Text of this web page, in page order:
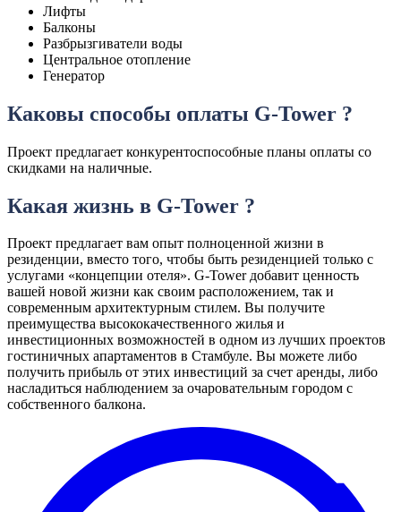
Лифты
Балконы
Разбрызгиватели воды
Центральное отопление
Генератор
Каковы способы оплаты G-Tower ?
Проект предлагает конкурентоспособные планы оплаты со
скидками на наличные.
Какая жизнь в G-Tower ?
Проект предлагает вам опыт полноценной жизни в
резиденции, вместо того, чтобы быть резиденцией только с
услугами «концепции отеля». G-Tower добавит ценность
вашей новой жизни как своим расположением, так и
современным архитектурным стилем. Вы получите
преимущества высококачественного жилья и
инвестиционных возможностей в одном из лучших проектов
гостиничных апартаментов в Стамбуле. Вы можете либо
получить прибыль от этих инвестиций за счет аренды, либо
насладиться наблюдением за очаровательным городом с
собственного балкона.